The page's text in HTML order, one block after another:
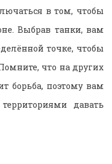
в том, чтобы
Выбрав танки, вам
точке, чтобы
что на других
борьба, поэтому вам
давать